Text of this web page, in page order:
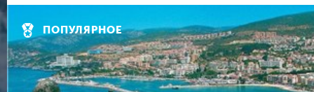
ПОПУЛЯРНОЕ